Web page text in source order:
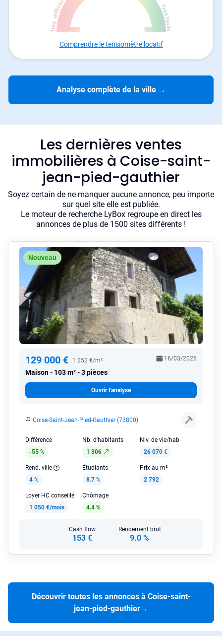
Comprendre le tensiomètre locatif
Analyse complète de la ville →
Les dernières ventes
immobilières à Coise-saint-
jean-pied-gauthier
Soyez certain de ne manquer aucune annonce, peu importe
sur quel site elle est publiée.
Le moteur de recherche LyBox regroupe en direct les
annonces de plus de 1500 sites différents !
Nouveau
129 000 € 1 252 €/m²
Maison 103 m² - 3 pièces
16/03/2026
Ouvrir l'analyse
Coise-Saint-Jean-Pied-Gauthier (73800)
Différence
-55 %
Nb. d'habitants
1 306
Niv. de vie/hab
26 070 €
Rend. ville
4 %
Étudiants
8.7 %
Prix au m²
2 792
Loyer HC conseillé
1 050 €/mois
Chômage
4.4 %
Cash flow
153 €
Rendement brut
9.0 %
Découvrir toutes les annonces à Coise-saint-
jean-pied-gauthier→